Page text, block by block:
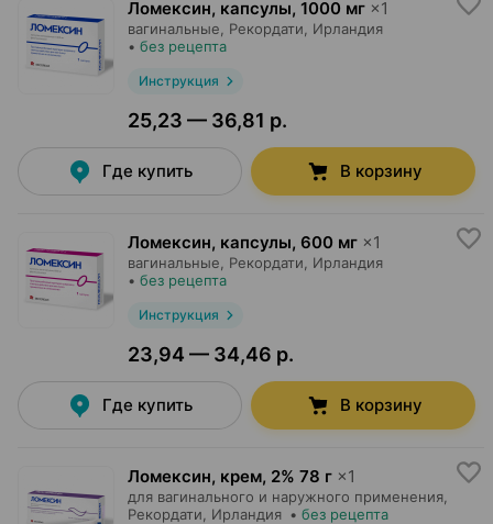
Ломексин, капсулы, 1000 мг ×1
вагинальные, Рекордати , Ирландия
• без рецепта
Инструкция
25,23 — 36,81 р.
Где купить В корзину
Ломексин, капсулы, 600 мг ×1
вагинальные, Рекордати , Ирландия
• без рецепта
Инструкция
23,94 — 34,46 р.
Где купить В корзину
Ломексин, крем, 2% 78 г ×1
для вагинального и наружного применения,
Рекордати , Ирландия • без рецепта